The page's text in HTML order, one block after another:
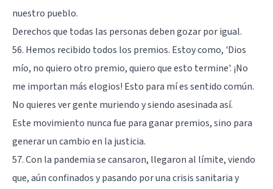
nuestro pueblo.
Derechos que todas las personas deben gozar por igual.
56. Hemos recibido todos los premios. Estoy como, 'Dios
mío, no quiero otro premio, quiero que esto termine'. ¡No
me importan más elogios! Esto para mí es sentido común.
No quieres ver gente muriendo y siendo asesinada así.
Este movimiento nunca fue para ganar premios, sino para
generar un cambio en la justicia.
57. Con la pandemia se cansaron, llegaron al límite, viendo
que, aún confinados y pasando por una crisis sanitaria y